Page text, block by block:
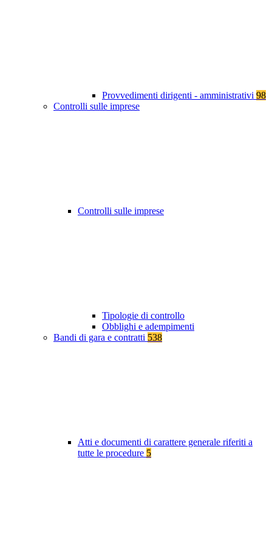
Provvedimenti dirigenti - amministrativi 98
Controlli sulle imprese
Controlli sulle imprese
Tipologie di controllo
Obblighi e adempimenti
Bandi di gara e contratti 538
Atti e documenti di carattere generale riferiti a
tutte le procedure 5